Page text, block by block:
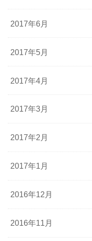
2017年6月
2017年5月
2017年4月
2017年3月
2017年2月
2017年1月
2016年12月
2016年11月